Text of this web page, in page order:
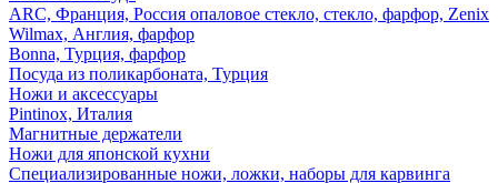
ARC, Франция, Россия опаловое стекло, стекло, фарфор, Zenix
Wilmax, Англия, фарфор
Bonna, Турция, фарфор
Посуда из поликарбоната, Турция
Ножи и аксессуары
Pintinox, Италия
Магнитные держатели
Ножи для японской кухни
Специализированные ножи, ложки, наборы для карвинга